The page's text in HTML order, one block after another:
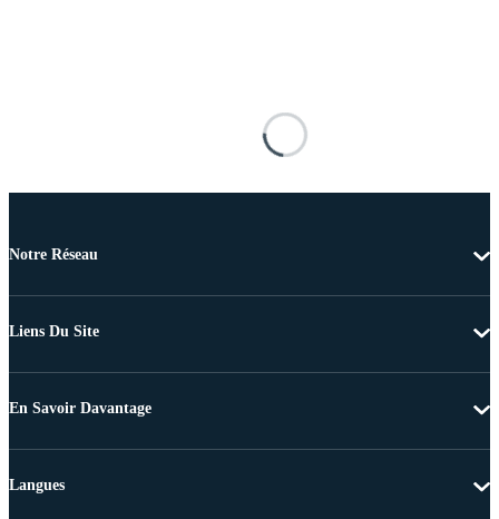
Notre Réseau
Liens Du Site
En Savoir Davantage
Langues